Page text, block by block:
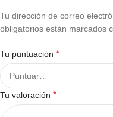
Tu dirección de correo
obligatorios están marcados
Tu puntuación *
Tu valoración *